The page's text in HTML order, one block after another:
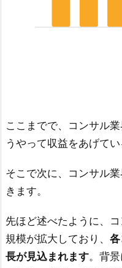
ここまでで、コンサル
うやって収益をあげて
そこで次に、コンサル
きます。
先ほど述べたように、
規模が拡大しており、
長が見込まれます。背